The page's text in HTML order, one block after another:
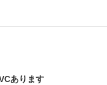
あります